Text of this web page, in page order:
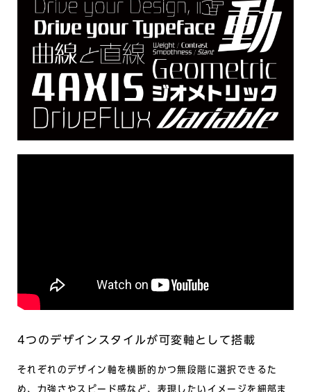
4つのデザインスタイルが可変軸として搭載
それぞれのデザイン軸を横断的かつ無段階に選択できるた
め、力強さやスピード感など、表現したいイメージを細部ま